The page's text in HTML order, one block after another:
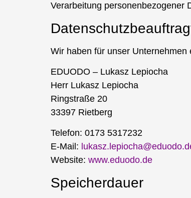
Verarbeitung personenbezogener
Wir haben für unser
EDUODO – Lukasz Lepiocha
Herr Lukasz Lepiocha
Ringstraße 20
33397 Rietberg
Telefon: 0173 5317232
E-Mail:
Website: www.eduodo.de
Speicherdauer